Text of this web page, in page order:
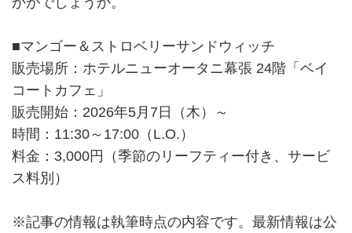
■マンゴー＆ストロベリーサンドウィッチ
販売場所：ホテルニューオータニ幕張 24階「ベイ
コートカフェ」
販売開始：2026年5月7日（木）～
時間：11:30～17:00（L.O.）
料金：3,000円（季節のリーフティー付き、サービ
ス料別）
※記事の情報は執筆時点の内容です。最新情報は公